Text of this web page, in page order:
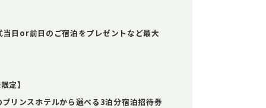
日or前日のご宿泊をプレゼントなど最大
定】
リンスホテルから選べる3泊分宿泊招待券